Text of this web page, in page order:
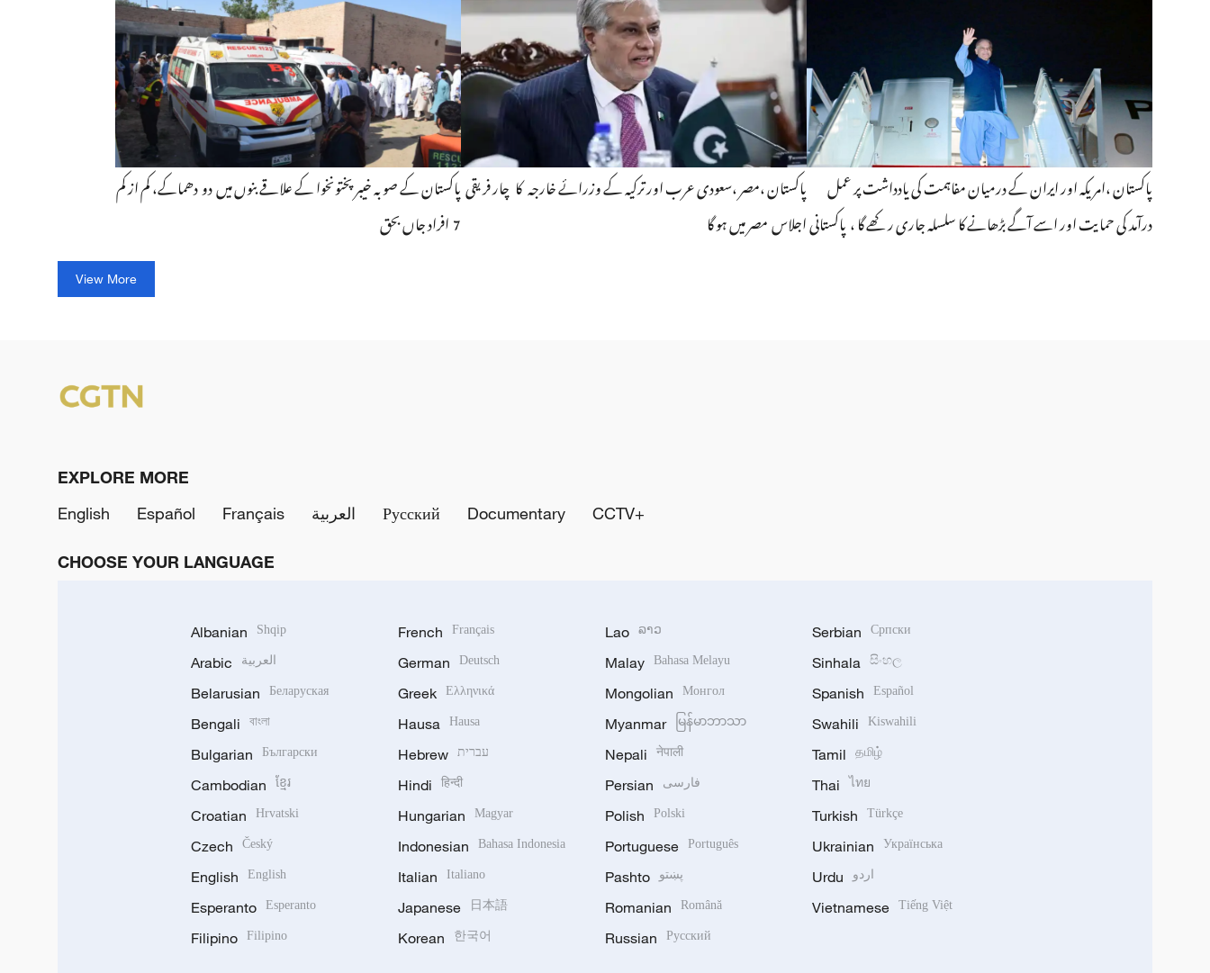
پاکستان ،امریکہ اور ایران کے درمیان مفاہمت کی یادداشت پر عمل
درآمد کی حمایت اور اسے آگے بڑھانے کا سلسلہ جاری رکھے گا ، پاکستانی
پاکستان ،مصر ،سعودی عرب اور ترکیہ کے وزرائے خارجہ کا چار فریقی
اجلاس مصر میں ہو گا
پاکستان کے صوبہ خیبر پختونخوا کے علاقے بنوں میں دو دھماکے، کم از کم
7 افراد جاں بحق
View More
EXPLORE MORE
English
Español Français العربية Русский Documentary CCTV+
CHOOSE YOUR LANGUAGE
Albanian Shqip
Arabic العربية
Belarusian Беларуская
Bengali বাংলা
Bulgarian Български
Cambodian ខ្មែរ
Croatian Hrvatski
Czech Český
English English
Esperanto Esperanto
Filipino Filipino
French Français
German Deutsch
Greek Ελληνικά
Hausa Hausa
Hebrew עברית
Hindi हिन्दी
Hungarian Magyar
Indonesian Bahasa Indonesia
Italian Italiano
Japanese 日本語
Korean 한국어
Lao ລາວ
Malay Bahasa Melayu
Mongolian Монгол
Myanmar မြန်မာဘာသာ
Nepali नेपाली
Persian فارسی
Polish Polski
Portuguese Português
Pashto پښتو
Romanian Română
Russian Русский
Serbian Српски
Sinhala සිංහල
Spanish Español
Swahili Kiswahili
Tamil தமிழ்
Thai ไทย
Turkish Türkçe
Ukrainian Українська
Urdu اردو
Vietnamese Tiếng Việt